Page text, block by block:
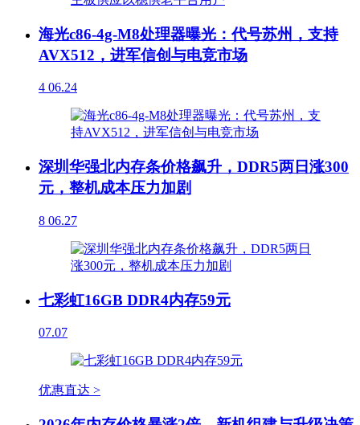
海光c86-4g-M8处理器曝光：代号苏州，支持
AVX512，进军信创与电竞市场
4 06.24
深圳华强北内存条价格飙升，DDR5两日涨300
元，整机成本压力加剧
8 06.27
七彩虹16GB DDR4内存59元
07.07
优惠直达 >